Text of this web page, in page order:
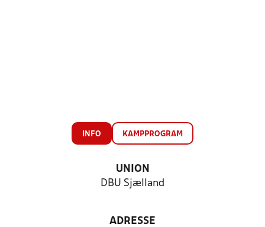
INFO KAMPPROGRAM
UNION
DBU Sjælland
ADRESSE